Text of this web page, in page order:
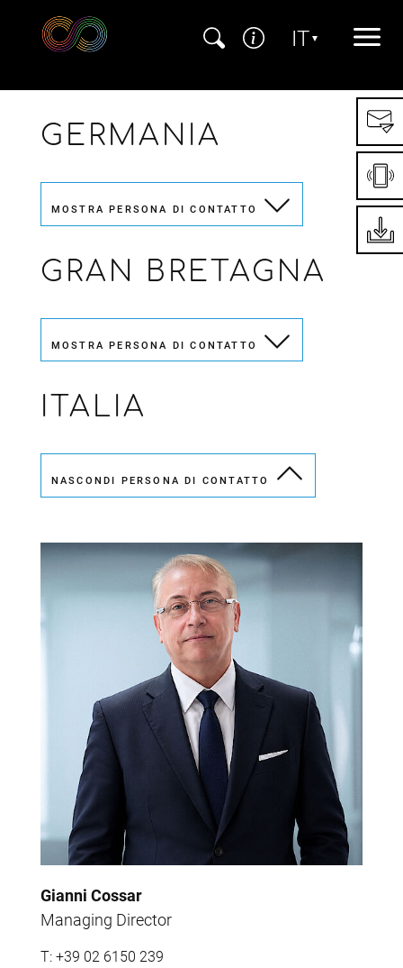
Direttamente alla navigazione principale
Direttamente al contenuto
Direttamente nel footer
IT
GERMANIA
MOSTRA PERSONA DI CONTATTO
GRAN BRETAGNA
MOSTRA PERSONA DI CONTATTO
ITALIA
NASCONDI PERSONA DI CONTATTO
Gianni Cossar
Managing Director
T: +39 02 6150 239